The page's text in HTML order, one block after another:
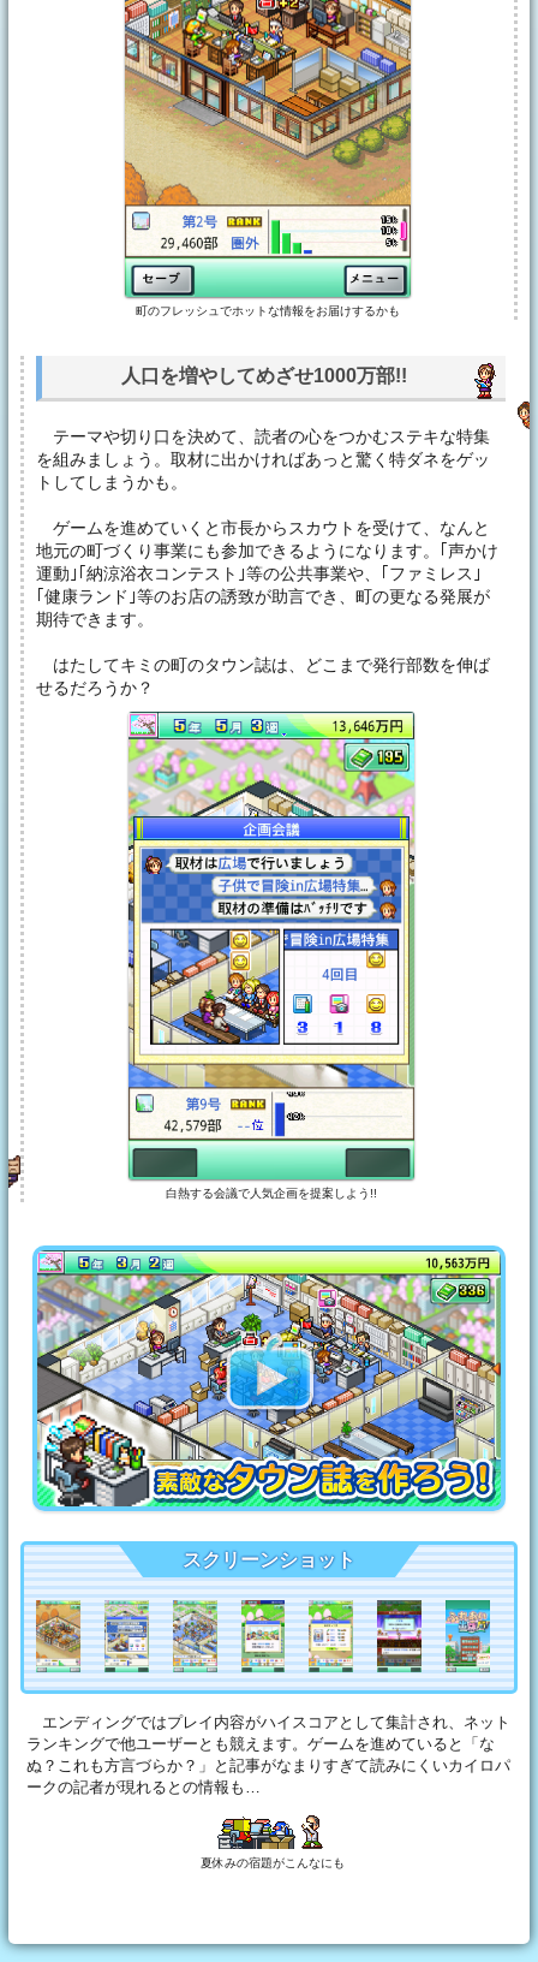
町のフレッシュでホットな情報をお届けするかも
人口を増やしてめざせ1000万部!!
テーマや切り口を決めて、読者の心をつかむステキな特集
を組みましょう。取材に出かければあっと驚く特ダネをゲッ
トしてしまうかも。
ゲームを進めていくと市長からスカウトを受けて、なんと
地元の町づくり事業にも参加できるようになります。｢声かけ
運動｣｢納涼浴衣コンテスト｣等の公共事業や、｢ファミレス｣
｢健康ランド｣等のお店の誘致が助言でき、町の更なる発展が
期待できます。
はたしてキミの町のタウン誌は、どこまで発行部数を伸ば
せるだろうか？
白熱する会議で人気企画を提案しよう!!
スクリーンショット
エンディングではプレイ内容がハイスコアとして集計され、ネット
ランキングで他ユーザーとも競えます。ゲームを進めていると「な
ぬ？これも方言づらか？」と記事がなまりすぎて読みにくいカイロパ
ークの記者が現れるとの情報も…
夏休みの宿題がこんなにも